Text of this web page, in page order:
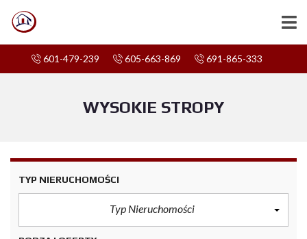
601-479-239 605-663-869 691-865-333
WYSOKIE STROPY
TYP NIERUCHOMOŚCI
Typ Nieruchomości